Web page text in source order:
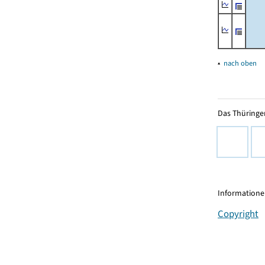
▴ nach oben
Das
Copyright